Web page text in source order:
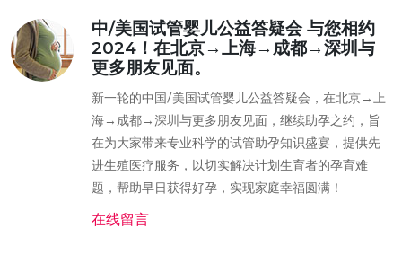
中/美国试管婴儿公益答疑会 与您相约
2024！在北京→上海→成都→深圳与
更多朋友见面。
新一轮的中国/美国试管婴儿公益答疑会，在北京→上
海→成都→深圳与更多朋友见面，继续助孕之约，旨
在为大家带来专业科学的试管助孕知识盛宴，提供先
进生殖医疗服务，以切实解决计划生育者的孕育难
题，帮助早日获得好孕，实现家庭幸福圆满！
在线留言